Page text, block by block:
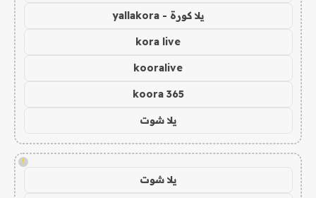
يلا كورة - yallakora
kora live
kooralive
koora 365
يلا شوت
!
يلا شوت